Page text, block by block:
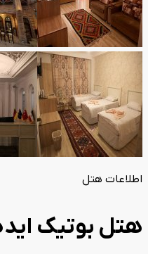
اطلاعات هتل
هتل بوتیک